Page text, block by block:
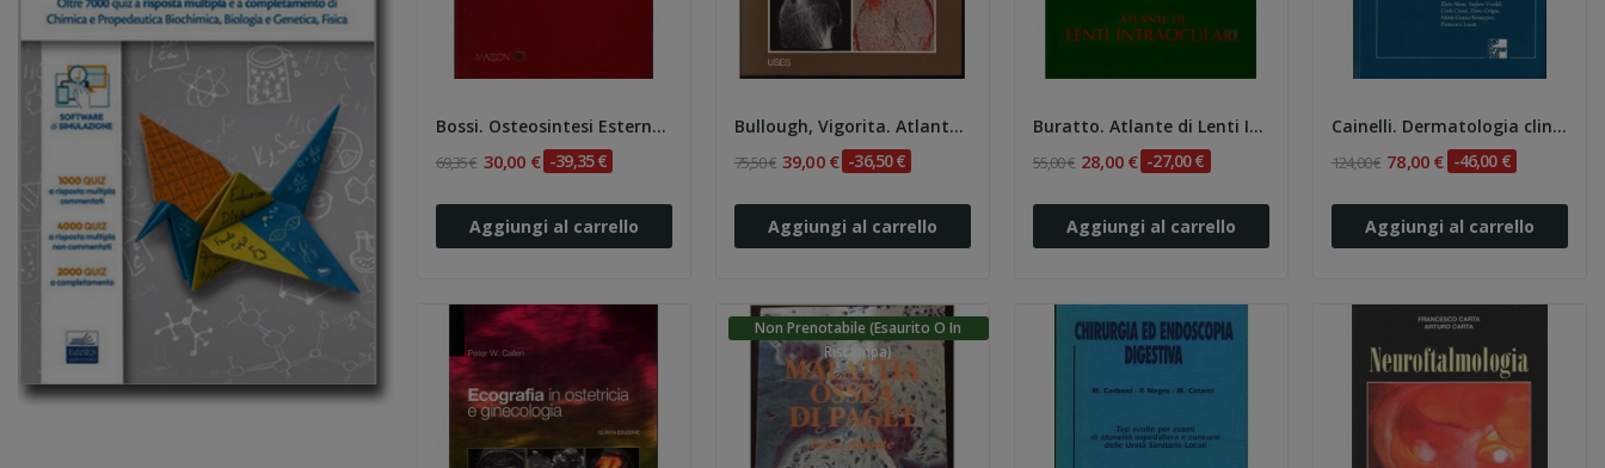
Bossi. Osteosintesi Esterna. Indicazioni e...
69,35 € 30,00 € -39,35 €
Aggiungi al carrello
Bullough, Vigorita. Atlante di Patologia...
75,50 € 39,00 € -36,50 €
Aggiungi al carrello
Buratto. Atlante di Lenti Intraoculari
55,00 € 28,00 € -27,00 €
Aggiungi al carrello
Cainelli. Dermatologia clinica. Rassegna di...
124,00 € 78,00 € -46,00 €
Aggiungi al carrello
Non Prenotabile (esaurito O In
Ristampa)